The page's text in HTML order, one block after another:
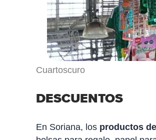
Cuartoscuro
DESCUENTOS
En Soriana, los productos